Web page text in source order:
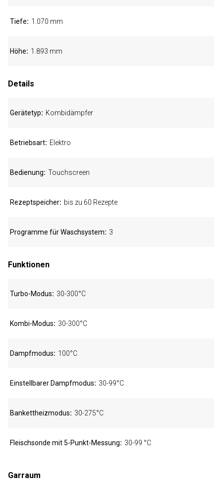
Tiefe 1.070 mm
Höhe 1.893 mm
Details
Gerätetyp Kombidämpfer
Betriebsart Elektro
Bedienung Touchscreen
Rezeptspeicher bis zu 60 Rezepte
Programme für Waschsystem 3
Funktionen
Turbo-Modus 30-300°C
Kombi-Modus 30-300°C
Dampfmodus 100°C
Einstellbarer Dampfmodus 30-99°C
Bankettheizmodus 30-275°C
Fleischsonde mit 5-Punkt-Messung 30-99 °C
Garraum